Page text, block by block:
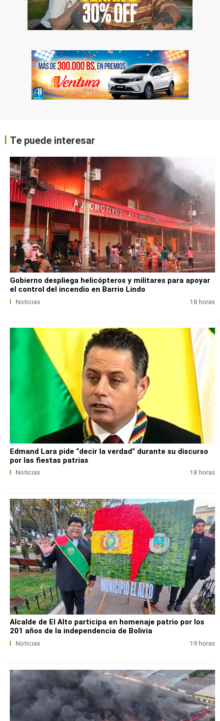
Te puede interesar
Gobierno despliega helicópteros y militares para apoyar
el control del incendio en Barrio Lindo
Noticias 18 horas
Edmand Lara pide “decir la verdad” durante su discurso
por las fiestas patrias
Noticias 18 horas
Alcalde de El Alto participa en homenaje patrio por los
201 años de la independencia de Bolivia
Noticias 19 horas